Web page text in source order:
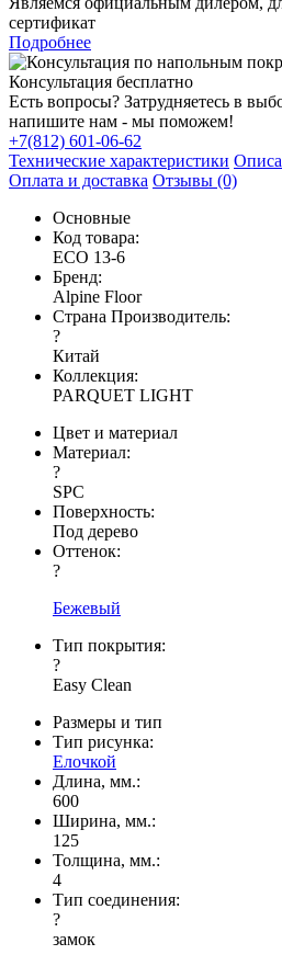
сертификат
Подробнее
Консультация бесплатно
Есть вопросы? Затрудняетесь в
напишите нам - мы поможем!
+7(812) 601-06-62
Технические характеристики
Оплата и доставка Отзывы (0)
Основные
Код товара:
ЕСО 13-6
Бренд:
Alpine Floor
Страна Производитель:
?
Китай
Коллекция:
PARQUET LIGHT
Цвет и материал
Материал:
?
SPC
Поверхность:
Под дерево
Оттенок:
?
Бежевый
Тип покрытия:
?
Easy Clean
Размеры и тип
Тип рисунка:
Елочкой
Длина, мм.:
600
Ширина, мм.:
125
Толщина, мм.:
4
Тип соединения:
?
замок